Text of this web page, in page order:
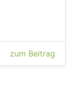
zum Beitrag